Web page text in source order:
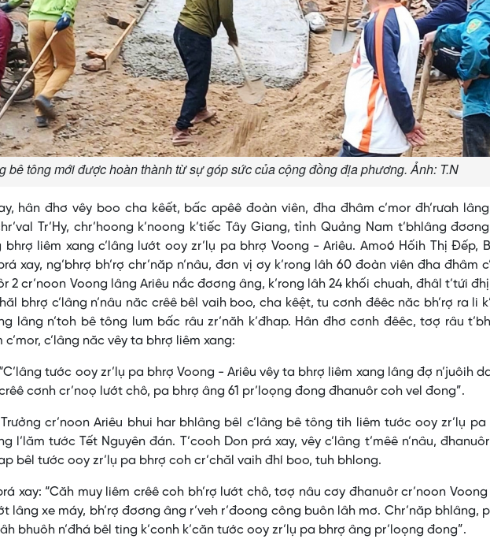
bê tông mới được hoàn thành từ sự góp sức của cộng đồng địa phương. Ảnh: T.N
hân đhơ vêy boo cha kêết, bấc apêê đoàn viên, đha đhâm c’mor đh’rưah
Tr’Hy, chr’hoong k’noong k’tiếc Tây Giang, tỉnh Quảng Nam t’bhlâng
bhrợ liêm xang c’lâng lướt ooy zr’lụ pa bhrợ Voong - Ariêu. Amoó Hốih Thị Đếp,
xay, ng’bhrợ bh’rợ chr’năp n’nâu, đơn vị ơy k’rong lâh 60 đoàn viên đha đhâm
2 cr’noon Voong lâng Ariêu nắc đơơng âng, k’rong lâh 24 khối chuah, đhâl t’tứi đhị
bhrợ c’lâng n’nâu năc crêê bêl vaih boo, cha kêệt, tu cơnh đêêc năc bh’rợ ra li
lâng n’toh bê tông lum bấc râu zr’năh k’đhap. Hân đhơ cơnh đêêc, tơợ râu
c’lâng năc vêy ta bhrợ liêm xang:
tước ooy zr’lụ pa bhrợ Voong - Ariêu vêy ta bhrợ liêm xang lâng đợ n’juôih
cơnh cr’noọ lướt chô, pa bhrợ âng 61 pr’loọng đong đhanuôr coh vel đong”.
cr’noon Ariêu bhui har bhlâng bêl c’lâng bê tông tih liêm tước ooy zr’lụ pa
l’lăm tước Tết Nguyên đán. T’cooh Don prá xay, vêy c’lâng t’mêê n’nâu,
bêl tước ooy zr’lụ pa bhrợ coh cr’chăl vaih đhí boo, tuh bhlong.
xay: “Căh muy liêm crêê coh bh’rợ lướt chô, tơợ nâu cơy đhanuôr cr’noon
lâng xe máy, bh’rợ đơơng âng r’veh r’đoong công buôn lâh mơ. Chr’năp bhlâng,
bhuôh n’đhá bêl ting k’conh k’căn tước ooy zr’lụ pa bhrợ âng pr’loọng đong”.